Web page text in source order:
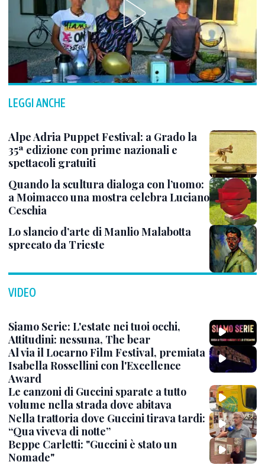
LEGGI ANCHE
Alpe Adria Puppet Festival: a Grado la
35ª edizione con prime nazionali e
spettacoli gratuiti
Quando la scultura dialoga con l’uomo:
a Moimacco una mostra celebra Luciano
Ceschia
Lo slancio d’arte di Manlio Malabotta
sprecato da Trieste
VIDEO
Siamo Serie: L'estate nei tuoi occhi,
Attitudini: nessuna, The bear
Al via il Locarno Film Festival, premiata
Isabella Rossellini con l'Excellence
Award
Le canzoni di Guccini sparate a tutto
volume nella strada dove abitava
Nella trattoria dove Guccini tirava tardi:
“Qua viveva di notte”
Beppe Carletti: "Guccini è stato un
Nomade"